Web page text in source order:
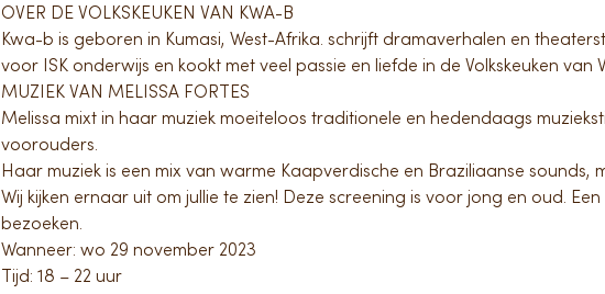
OVER DE VOLKSKEUKEN VAN KWA-B
Kwa-b is geboren in Kumasi, West-Afrika. schrijft dramaverhalen en
voor ISK onderwijs en kookt met veel passie en liefde in de Volkskeuken van
MUZIEK VAN MELISSA FORTES
Melissa mixt in haar muziek moeiteloos traditionele en hedendaags
voorouders.
Haar muziek is een mix van warme Kaapverdische en Braziliaanse sounds,
Wij kijken ernaar uit om jullie te zien! Deze screening is voor jong en oud.
bezoeken.
Wanneer: wo 29 november 2023
Tijd: 18 – 22 uur